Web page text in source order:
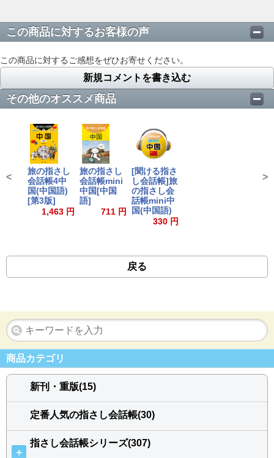
この商品に対するお客様の声
この商品に対するご感想をぜひお寄せください。
新規コメントを書き込む
その他のオススメ商品
旅の指さし
会話帳4中
国(中国語)
[第3版]
1,463 円
旅の指さし
会話帳mini
中国[中国
語]
711 円
[聞ける指さ
し会話帳]旅
の指さし会
話帳mini中
国(中国語)
330 円
< >
戻る
商品カテゴリ
新刊・重版(15)
定番人気の指さし会話帳(30)
＋
指さし会話帳シリーズ(307)